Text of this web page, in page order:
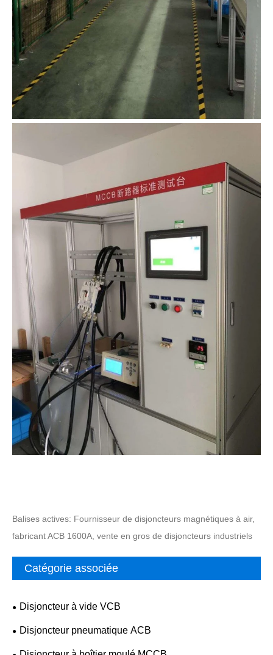
Balises actives: Fournisseur de disjoncteurs magnétiques à air,
fabricant ACB 1600A, vente en gros de disjoncteurs industriels
Catégorie associée
Disjoncteur à vide VCB
Disjoncteur pneumatique ACB